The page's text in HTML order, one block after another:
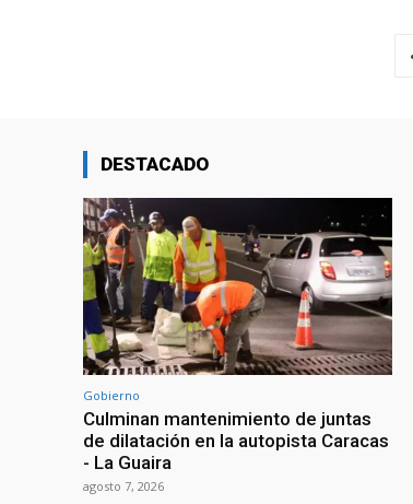
DESTACADO
Gobierno
Culminan mantenimiento de juntas
de dilatación en la autopista Caracas
- La Guaira
agosto 7, 2026